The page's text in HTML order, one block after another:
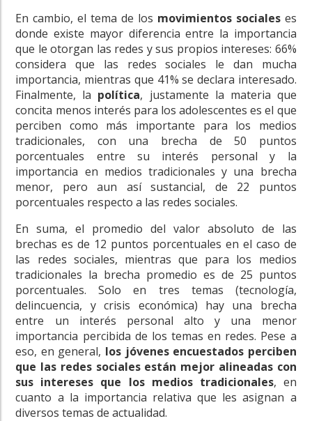
En cambio, el tema de los movimientos socialeses
donde existe mayor diferencia entre la importancia
que le otorgan las redes y sus propios intereses: 66%
considera que las redes sociales le dan mucha
importancia, mientras que 41% se declara interesado.
Finalmente, la política, justamente la materia que
concita menos interés para los adolescentes es el que
perciben como más importante para los medios
tradicionales, con una brecha de 50 puntos
porcentuales entre su interés personal y la
importancia en medios tradicionales y una brecha
menor, pero aun así sustancial, de 22 puntos
porcentuales respecto a las redes sociales.
En suma, el promedio del valor absoluto de las
brechas es de 12 puntos porcentuales en el caso de
las redes sociales, mientras que para los medios
tradicionales la brecha promedio es de 25 puntos
porcentuales. Solo en tres temas (tecnología,
delincuencia, y crisis económica) hay una brecha
entre un interés personal alto y una menor
importancia percibida de los temas en redes. Pese a
eso, en general, los jóvenes encuestados perciben
que las redes sociales están mejor alineadas con
sus intereses que los medios tradicionales, en
cuanto a la importancia relativa que les asignan a
diversos temas de actualidad.